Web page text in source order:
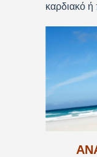
καρδιακό